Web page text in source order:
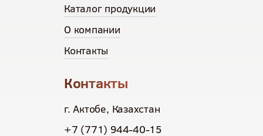
Каталог продукции
О компании
Контакты
Контакты
г. Актобе, Казахстан
+7 (771) 944-40-15